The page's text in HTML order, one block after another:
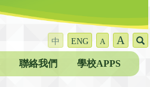
中 ENG A A
聯絡我們 學校APPS